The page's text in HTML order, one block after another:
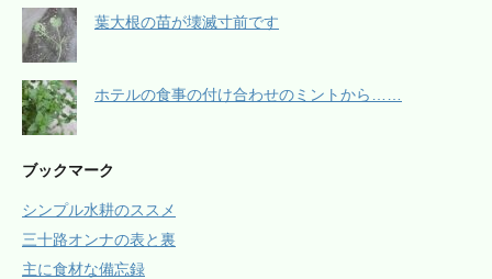
葉大根の苗が壊滅寸前です
ホテルの食事の付け合わせのミントから……
ブックマーク
シンプル水耕のススメ
三十路オンナの表と裏
主に食材な備忘録